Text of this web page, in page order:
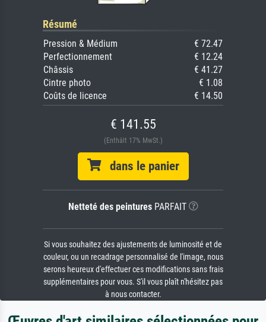
Résumé
Pression & Médium
€ 72.47
Perfectionnement
€ 12.24
Châssis
€ 41.27
Cintre photo
€ 1.08
Coûts de licence
€ 14.50
€ 141.55
(Enthält 17% MwSt.)
dans le panier
Netteté des peinturesPARFAIT
Si vous souhaitez des ajustements de luminosité et de
couleur, ou un recadrage personnalisé de l'image, nous
serons heureux d'effectuer ces modifications sans frais
supplémentaires pour vous. S'il vous plaît n'hésitez pas
à nous contacter.